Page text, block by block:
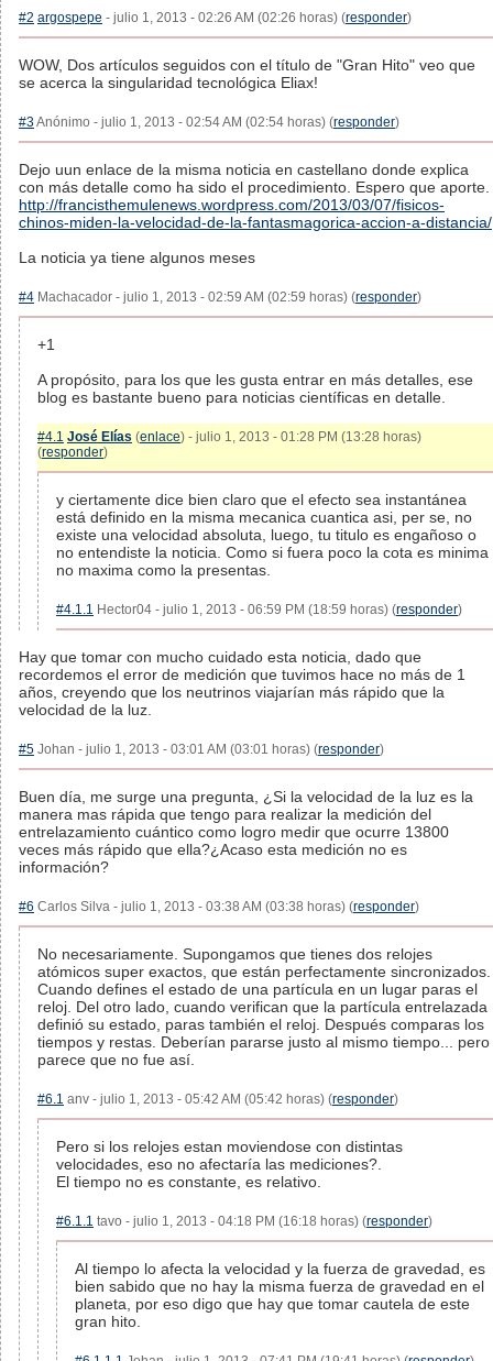
#2 argospepe - julio 1, 2013 - 02:26 AM (02:26 horas) (responder)
WOW, Dos artículos seguidos con el título de "Gran Hito" veo que
se acerca la singularidad tecnológica Eliax!
#3Anónimo - julio 1, 2013 - 02:54 AM (02:54 horas) (responder)
Dejo uun enlace de la misma noticia en castellano donde explica
con más detalle como ha sido el procedimiento. Espero que aporte.
http://francisthemulenews.wordpress.com/2013/03/07/fisicos-
chinos-miden-la-velocidad-de-la-fantasmagorica-accion-a-distancia/
La noticia ya tiene algunos meses
#4 Machacador - julio 1, 2013 - 02:59 AM (02:59 horas) (responder)
+1
A propósito, para los que les gusta entrar en más detalles, ese
blog es bastante bueno para noticias científicas en detalle.
#4.1 José Elías (enlace) - julio 1, 2013 - 01:28 PM (13:28 horas)
(responder)
y ciertamente dice bien claro que el efecto sea instantánea
está definido en la misma mecanica cuantica asi, per se, no
existe una velocidad absoluta, luego, tu titulo es engañoso o
no entendiste la noticia. Como si fuera poco la cota es minima
no maxima como la presentas.
#4.1.1 Hector04 - julio 1, 2013 - 06:59 PM (18:59 horas) (responder)
Hay que tomar con mucho cuidado esta noticia, dado que
recordemos el error de medición que tuvimos hace no más de 1
años, creyendo que los neutrinos viajarían más rápido que la
velocidad de la luz.
#5 Johan - julio 1, 2013 - 03:01 AM (03:01 horas) (responder)
Buen día, me surge una pregunta, ¿Si la velocidad de la luz es la
manera mas rápida que tengo para realizar la medición del
entrelazamiento cuántico como logro medir que ocurre 13800
veces más rápido que ella?¿Acaso esta medición no es
información?
#6 Carlos Silva - julio 1, 2013 - 03:38 AM (03:38 horas) (responder)
No necesariamente. Supongamos que tienes dos relojes
atómicos super exactos, que están perfectamente sincronizados.
Cuando defines el estado de una partícula en un lugar paras el
reloj. Del otro lado, cuando verifican que la partícula entrelazada
definió su estado, paras también el reloj. Después comparas los
tiempos y restas. Deberían pararse justo al mismo tiempo... pero
parece que no fue así.
#6.1 anv - julio 1, 2013 - 05:42 AM (05:42 horas) (responder)
Pero si los relojes estan moviendose con distintas
velocidades, eso no afectaría las mediciones?.
El tiempo no es constante, es relativo.
#6.1.1 tavo - julio 1, 2013 - 04:18 PM (16:18 horas) (responder)
Al tiempo lo afecta la velocidad y la fuerza de gravedad, es
bien sabido que no hay la misma fuerza de gravedad en el
planeta, por eso digo que hay que tomar cautela de este
gran hito.